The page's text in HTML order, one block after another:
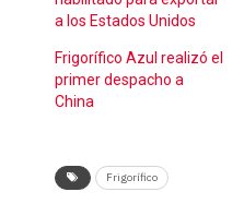
a los Estados Unidos
Frigorífico Azul realizó el
primer despacho a
China
Frigorífico